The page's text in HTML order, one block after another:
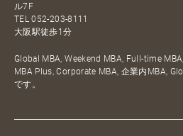
ル7F
TEL052-203-8111
大阪駅徒歩1分
Global MBA, Weekend MBA, Full-time
MBA Plus, Corporate MBA, 企業内MBA,
です。